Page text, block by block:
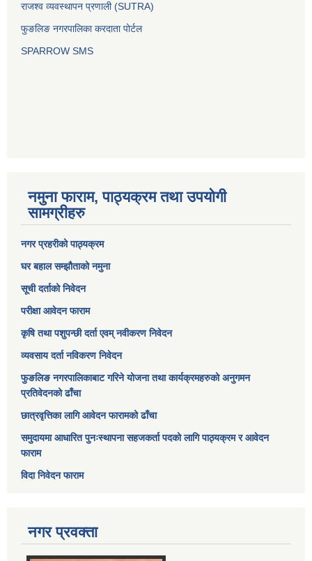
राजश्व व्यवस्थापन प्रणाली (SUTRA)
फुङलिङ नगरपालिका करदाता पोर्टल
SPARROW SMS
नमुना फाराम, पाठ्यक्रम तथा उपयोगी
सामग्रीहरु
नगर प्रहरीको पाठ्यक्रम
घर बहाल सम्झौताको नमुना
सूची दर्ताको निवेदन
परीक्षा आवेदन फाराम
कृषि तथा पशुपन्छी दर्ता एवम् नवीकरण निवेदन
व्यवसाय दर्ता नविकरण निवेदन
फुङलिङ नगरपालिकाबाट गरिने योजना तथा कार्यक्रमहरुको अनुगमन
प्रतिवेदनको ढाँचा
छात्रवृत्तिका लागि आवेदन फारामको ढाँचा
समुदायमा आधारित पुनःस्थापना सहजकर्ता पदको लागि पाठ्यक्रम र आवेदन
फाराम
विदा निवेदन फाराम
नगर प्रवक्ता